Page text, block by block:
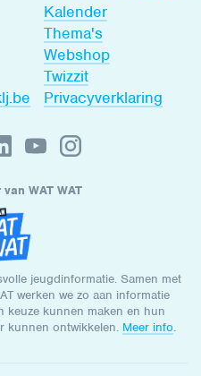
Kalender
Thema's
Webshop
Twizzit
Privacyverklaring
WAT WAT
jeugdinformatie. Samen met
werken we zo aan informatie
keuze kunnen maken en hun
kunnen ontwikkelen. Meer info.